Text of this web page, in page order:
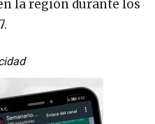
la región durante los